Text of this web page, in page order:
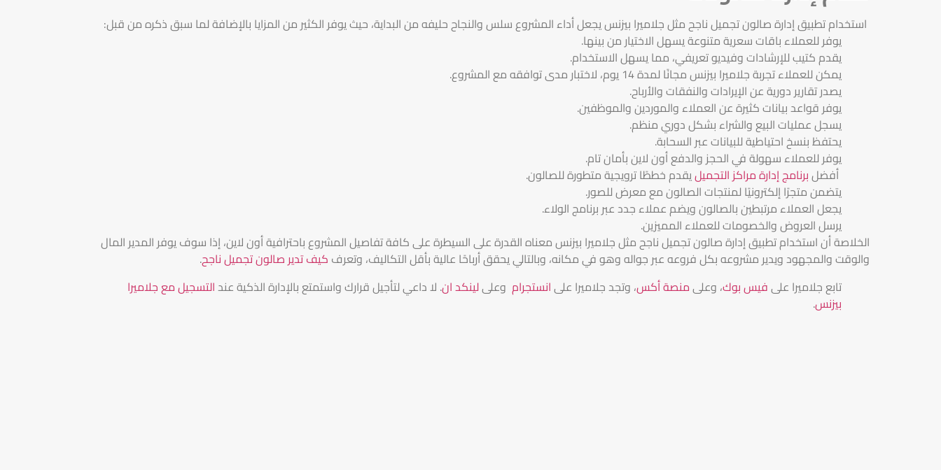
استخدام تطبيق إدارة صالون تجميل ناجح مثل جلاميرا بيزنس يجعل أداء المشروع سلس والنجاح حليفه من البداية، حيث يوفر الكثير من المزايا بالإضافة لما سبق ذكره من قبل:
يوفر للعملاء باقات سعرية متنوعة يسهل الاختيار من بينها.
يقدم كتيب للإرشادات وفيديو تعريفي، مما يسهل الاستخدام.
يمكن للعملاء تجربة جلاميرا بيزنس مجانًا لمدة 14 يوم، لاختبار مدى توافقه مع المشروع.
يصدر تقارير دورية عن الإيرادات والنفقات والأرباح.
يوفر قواعد بيانات كثيرة عن العملاء والموردين والموظفين.
يسجل عمليات البيع والشراء بشكل دوري منظم.
يحتفظ بنسخ احتياطية للبيانات عبر السحابة.
يوفر للعملاء سهولة في الحجز والدفع أون لاين بأمان تام.
أفضلبرنامج إدارة مراكز التجميليقدم خططًا ترويجية متطورة للصالون.
يتضمن متجرًا إلكترونيًا لمنتجات الصالون مع معرض للصور.
يجعل العملاء مرتبطين بالصالون ويضم عملاء جدد عبر برنامج الولاء.
يرسل العروض والخصومات للعملاء المميزين.
الخلاصة أن استخدام تطبيق إدارة صالون تجميل ناجح مثل جلاميرا بيزنس معناه القدرة على السيطرة على كافة تفاصيل المشروع باحترافية أون لاين، إذا سوف يوفر المدير المال
والوقت والمجهود ويدير مشروعه بكل فروعه عبر جواله وهو في مكانه، وبالتالي يحقق أرباحًا عالية بأقل التكاليف، وتعرف كيف تدير صالون تجميل ناجح.
تابع جلاميرا علىفيس بوك، وعلىمنصة أكس، وتجد جلاميرا علىانستجرام وعلىلينكد ان. لا داعي لتأجيل قرارك واستمتع بالإدارة الذكية عندالتسجيل مع جلاميرا
بيزنس.